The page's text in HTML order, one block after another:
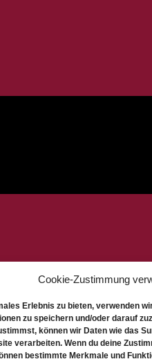
Cookie-Zustimmung
Erlebnis zu bieten, verwenden
zu speichern und/oder darauf
können wir Daten wie das
verarbeiten. Wenn du deine
bestimmte Merkmale und